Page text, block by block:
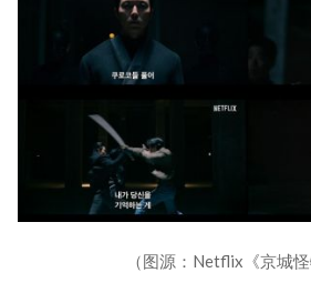
（图源：Netflix《京城怪